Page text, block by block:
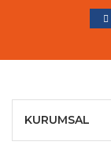
KURUMSAL